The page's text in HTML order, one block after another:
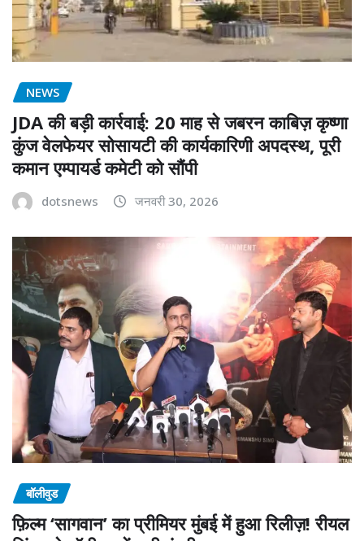
NEWS
JDA की बड़ी कार्रवाई: 20 माह से जबरन काबिज़ कृष्णा
कुंज वेलफेयर सोसायटी की कार्यकारिणी अपदस्थ, पूरी
कमान एम्पायर्ड कमेटी को सौंपी
dotsnews जनवरी 30, 2026
बॉलीवुड
फ़िल्म ‘सागवान’ का प्रीमियर मुंबई में हुआ रिलीज़! रीयल